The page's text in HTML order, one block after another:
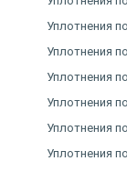
Уплотнения
Уплотнения
Уплотнения
Уплотнения
Уплотнения
Уплотнения